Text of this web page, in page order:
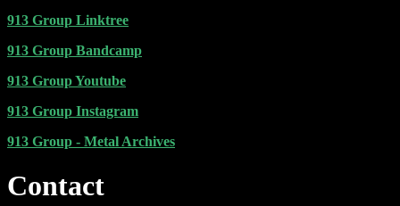
913 Group Linktree
913 Group Bandcamp
913 Group Youtube
913 Group Instagram
913 Group - Metal Archives
Contact